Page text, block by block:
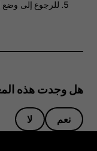
الهواتف
الهواتف
للرجوع إلى وضع
هل وجدت هذه
نعم لا